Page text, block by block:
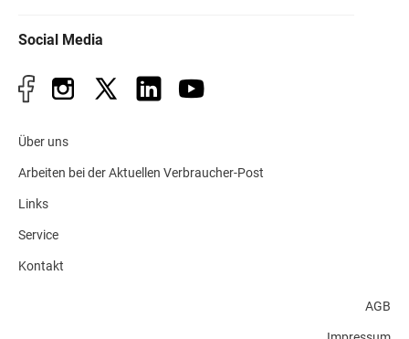
Social Media
Über uns
Arbeiten bei der Aktuellen Verbraucher-Post
Links
Service
Kontakt
AGB